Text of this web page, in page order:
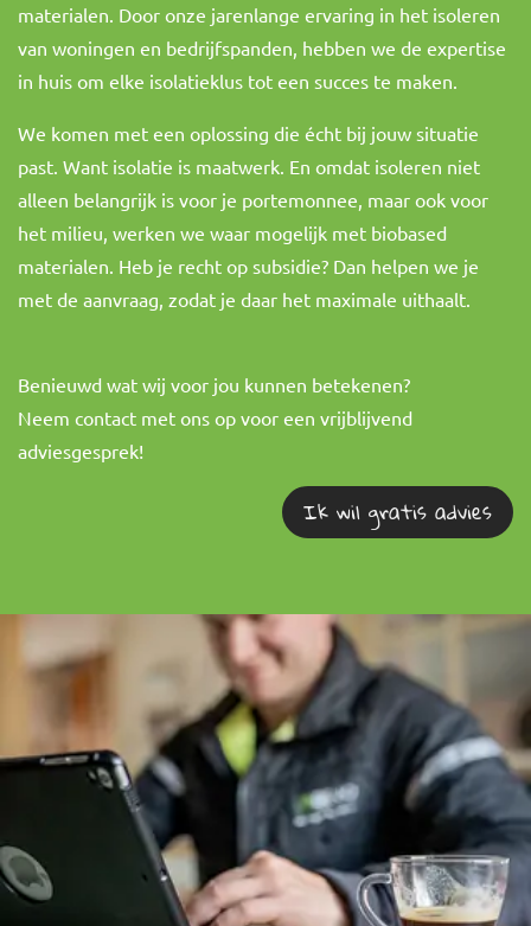
materialen. Door onze jarenlange ervaring in het isoleren
van woningen en bedrijfspanden, hebben we de expertise
in huis om elke isolatieklus tot een succes te maken.
We komen met een oplossing die écht bij jouw situatie
past. Want isolatie is maatwerk. En omdat isoleren niet
alleen belangrijk is voor je portemonnee, maar ook voor
het milieu, werken we waar mogelijk met biobased
materialen. Heb je recht op subsidie? Dan helpen we je
met de aanvraag, zodat je daar het maximale uithaalt.
Benieuwd wat wij voor jou kunnen betekenen?
Neem contact met ons op voor een vrijblijvend
adviesgesprek!
Ik wil gratis advies